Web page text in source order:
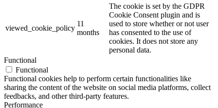
viewed_cookie_policy
11
months
The cookie is set by the GDPR
Cookie Consent plugin and is
used to store whether or not user
has consented to the use of
cookies. It does not store any
personal data.
Functional
Functional
Functional cookies help to perform certain functionalities like
sharing the content of the website on social media platforms, collect
feedbacks, and other third-party features.
Performance